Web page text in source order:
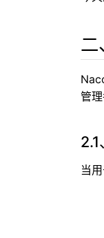
二
管理
当